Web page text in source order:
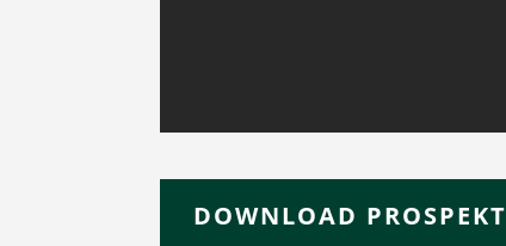
DOWNLOAD PROSPEKT